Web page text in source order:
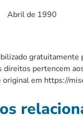
Abril de 1990
direitos pertencem
original em https://